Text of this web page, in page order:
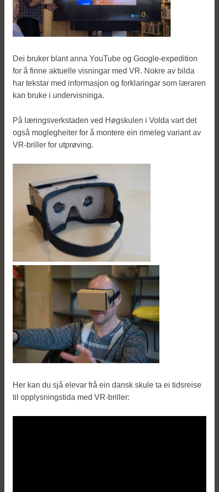
Dei bruker blant anna YouTube og Google-expedition
for å finne aktuelle visningar med VR. Nokre av bilda
har tekstar med informasjon og forklaringar som læraren
kan bruke i undervisninga.
På læringsverkstaden ved Høgskulen i Volda vart det
også moglegheiter for å montere ein rimeleg variant av
VR-briller for utprøving.
Her kan du sjå elevar frå ein dansk skule ta ei tidsreise
til opplysningstida med VR-briller: